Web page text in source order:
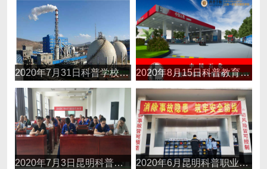
2020年7月31日科普学校送教《云南云天化》安全生产知识和管理能力考核合格证培训 2020年8月15日科普教育送教中石化昆明石油分公司《电路检修培训》职业技能提升培训
2020年7月3日昆明科普职业培训学校送教《云南神火集团》焊工培训 2020年6月昆明科普职业培训学校送教《云铝淯鑫铝业》电工培训